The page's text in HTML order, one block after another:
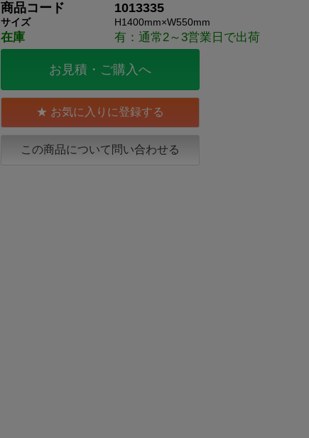
商品コード 1013335
サイズ H1400mm×W550mm
在庫 有：通常2～3営業日で出荷
お見積・ご購入へ
この商品について問い合わせる
お気に入りに登録する